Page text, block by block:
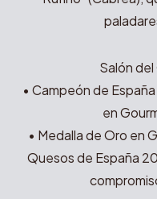
Salón
• Campeón de
en
• Medalla de Oro en
Quesos de España